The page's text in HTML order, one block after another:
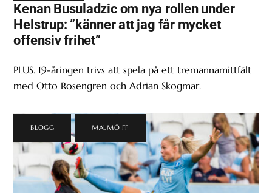
Kenan Busuladzic om nya rollen under
Helstrup: ”känner att jag får mycket
offensiv frihet”
PLUS. 19-åringen trivs att spela på ett tremannamittfält
med Otto Rosengren och Adrian Skogmar.
BLOGG MALMÖ FF